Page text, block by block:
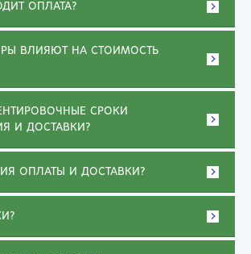
ОПЛАТА?
ВЛИЯЮТ НА СТОИМОСТЬ
СРОКИ
И ДОСТАВКИ?
ОПЛАТЫ И ДОСТАВКИ?